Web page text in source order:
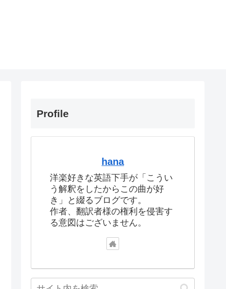
Profile
hana
洋楽好きな英語下手が「こうい
う解釈をしたからこの曲が好
き」と綴るブログです。
作者、翻訳者様の権利を侵害す
る意図はございません。